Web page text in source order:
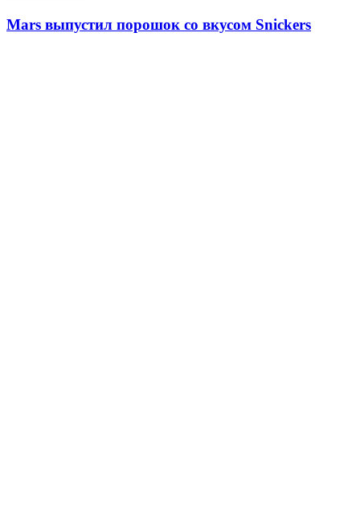
Mars выпустил порошок со вкусом Snickers